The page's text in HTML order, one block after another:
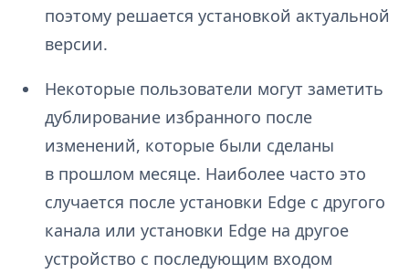
поэтому решается установкой актуальной
версии.
Некоторые пользователи могут заметить
дублирование избранного после
изменений, которые были сделаны
в прошлом месяце. Наиболее часто это
случается после установки Edge с другого
канала или установки Edge на другое
устройство с последующим входом